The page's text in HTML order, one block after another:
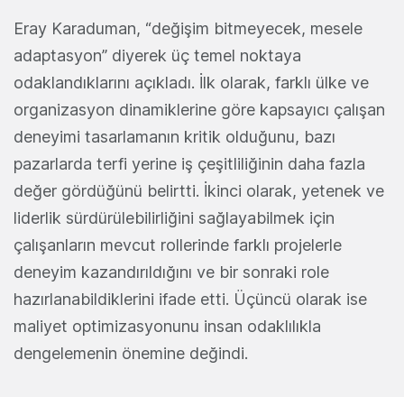
Eray Karaduman, “değişim bitmeyecek, mesele
adaptasyon” diyerek üç temel noktaya
odaklandıklarını açıkladı. İlk olarak, farklı ülke ve
organizasyon dinamiklerine göre kapsayıcı çalışan
deneyimi tasarlamanın kritik olduğunu, bazı
pazarlarda terfi yerine iş çeşitliliğinin daha fazla
değer gördüğünü belirtti. İkinci olarak, yetenek ve
liderlik sürdürülebilirliğini sağlayabilmek için
çalışanların mevcut rollerinde farklı projelerle
deneyim kazandırıldığını ve bir sonraki role
hazırlanabildiklerini ifade etti. Üçüncü olarak ise
maliyet optimizasyonunu insan odaklılıkla
dengelemenin önemine değindi.